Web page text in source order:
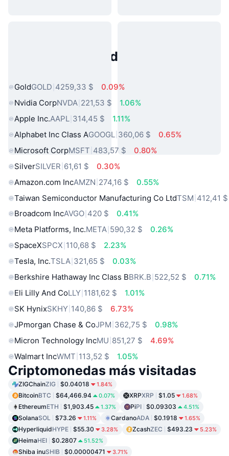
Activos del Mundo Real
GoldGOLD 4259,33 $
0.09%
Nvidia CorpNVDA 221,53 $
1.06%
Apple Inc.AAPL 314,45 $
1.11%
Alphabet Inc Class AGOOGL 360,06 $
0.65%
Microsoft CorpMSFT 483,57 $
0.80%
SilverSILVER 61,61 $
0.30%
Amazon.com IncAMZN 274,16 $
0.55%
Taiwan Semiconductor Manufacturing Co LtdTSM 412,41 $
Broadcom IncAVGO 420 $
0.41%
Meta Platforms, Inc.META 590,32 $
0.26%
SpaceXSPCX 110,68 $
2.23%
Tesla, Inc.TSLA 321,65 $
0.03%
Berkshire Hathaway Inc Class BBRK.B 522,52 $
0.71%
Eli Lilly And CoLLY 1181,62 $
1.01%
SK HynixSKHY 140,86 $
6.73%
JPmorgan Chase & CoJPM 362,75 $
0.98%
Micron Technology IncMU 851,27 $
4.69%
Walmart IncWMT 113,52 $ 1.05%
Criptomonedas más visitadas
ZIGChainZIG $0.04018 1.84%
BitcoinBTC $64,466.94 0.07% XRPXRP $1.05 1.68%
EthereumETH $1,903.45 1.37% PiPI $0.09303 4.51%
SolanaSOL $73.26 1.11% CardanoADA $0.1918 1.65%
HyperliquidHYPE $55.30 3.28% ZcashZEC $493.23 5.23%
HeimaHEI $0.2807 51.52%
Shiba inuSHIB $0.00000471 3.71%